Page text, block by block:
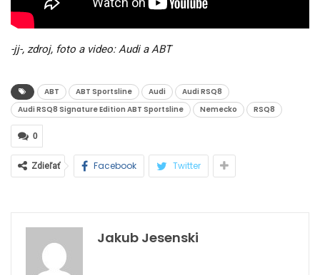
-jj-, zdroj, foto a video: Audi a ABT
ABT ABT Sportsline Audi
Audi RSQ8
Audi RSQ8 Signature Edition ABT Sportsline
Nemecko RSQ8
0
Zdieľať Facebook Twitter
Jakub Jesenski